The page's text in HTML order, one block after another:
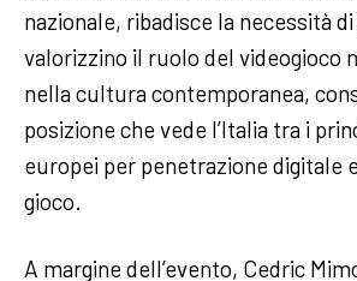
nazionale, ribadisce la necessità
valorizzino il ruolo del videogioco
nella cultura contemporanea,
posizione che vede l’Italia tra i
europei per penetrazione digitale
gioco.
A margine dell’evento, Cedric